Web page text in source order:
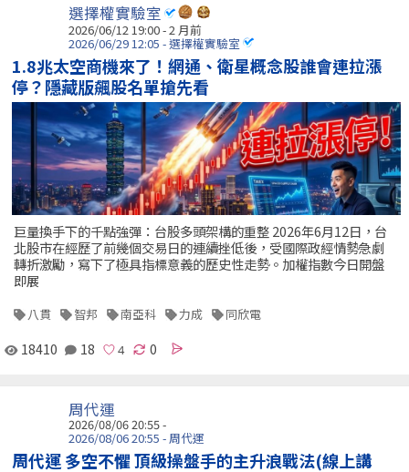
選擇權實驗室
2026/06/12 19:00 - 2 月前
2026/06/29 12:05 - 選擇權實驗室
1.8兆太空商機來了！網通、衛星概念股誰會連拉漲
停？隱藏版飆股名單搶先看
巨量換手下的千點強彈：台股多頭架構的重整 2026年6月12日，台
北股市在經歷了前幾個交易日的連續挫低後，受國際政經情勢急劇
轉折激勵，寫下了極具指標意義的歷史性走勢。加權指數今日開盤
即展
八貫 智邦 南亞科 力成 同欣電
18410 18 0
周代運
2026/08/06 20:55 -
2026/08/06 20:55 - 周代運
周代運 多空不懼 頂級操盤手的主升浪戰法(線上講